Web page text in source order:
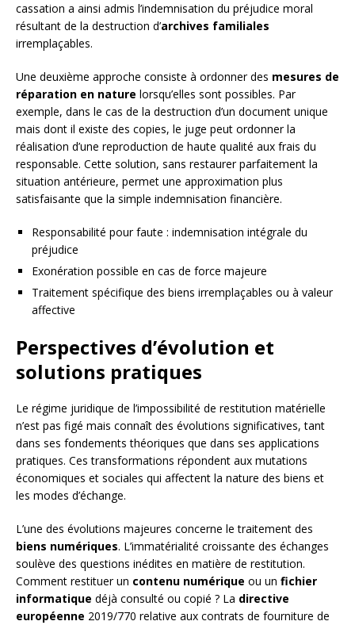
cassation a ainsi admis l’indemnisation du préjudice moral
résultant de la destruction d’archives familiales
irremplaçables.
Une deuxième approche consiste à ordonner des mesures de
réparation en nature lorsqu’elles sont possibles. Par
exemple, dans le cas de la destruction d’un document unique
mais dont il existe des copies, le juge peut ordonner la
réalisation d’une reproduction de haute qualité aux frais du
responsable. Cette solution, sans restaurer parfaitement la
situation antérieure, permet une approximation plus
satisfaisante que la simple indemnisation financière.
Responsabilité pour faute : indemnisation intégrale du
préjudice
Exonération possible en cas de force majeure
Traitement spécifique des biens irremplaçables ou à valeur
affective
Perspectives d’évolution et
solutions pratiques
Le régime juridique de l’impossibilité de restitution matérielle
n’est pas figé mais connaît des évolutions significatives, tant
dans ses fondements théoriques que dans ses applications
pratiques. Ces transformations répondent aux mutations
économiques et sociales qui affectent la nature des biens et
les modes d’échange.
L’une des évolutions majeures concerne le traitement des
biens numériques. L’immatérialité croissante des échanges
soulève des questions inédites en matière de restitution.
Comment restituer un contenu numérique ou un fichier
informatique déjà consulté ou copié ? La directive
européenne 2019/770 relative aux contrats de fourniture de